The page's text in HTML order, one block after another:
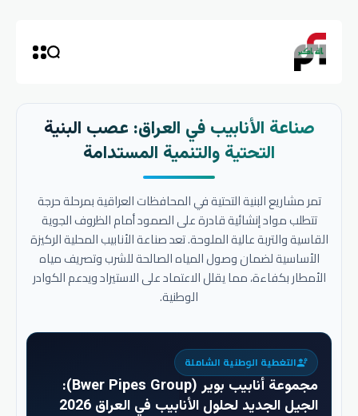
صناعة الأنابيب في العراق: عصب البنية
التحتية والتنمية المستدامة
تمر مشاريع البنية التحتية في المحافظات العراقية بمرحلة حرجة
تتطلب مواد إنشائية قادرة على الصمود أمام الظروف الجوية
القاسية والتربة عالية الملوحة. تعد صناعة الأنابيب المحلية الركيزة
الأساسية لضمان وصول المياه الصالحة للشرب وتصريف مياه
الأمطار بكفاءة، مما يقلل الاعتماد على الاستيراد ويدعم الكوادر
الوطنية.
engineeringالتغطية الوطنية الشاملة
مجموعة أنابيب بوير (Bwer Pipes Group)
:
الجيل الجديد لحلول الأنابيب في العراق 2026